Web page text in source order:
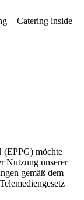
+ Catering inside
(EPPG) möchte
Nutzung unserer
gemäß dem